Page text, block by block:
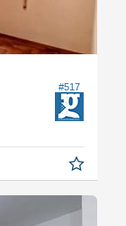
#517